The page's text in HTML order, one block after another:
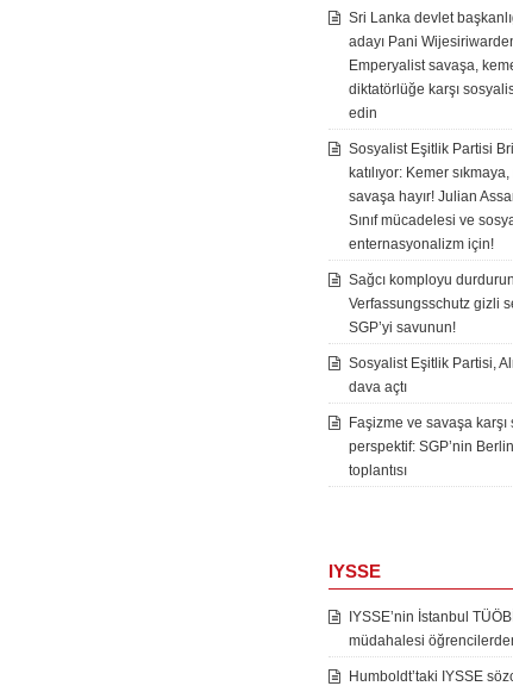
Sri Lanka devlet
adayı Pani
Emperyalist savaşa,
diktatörlüğe karşı
edin
Sosyalist Eşitlik Partisi
katılıyor: Kemer
savaşa hayır! Julian
Sınıf mücadelesi ve
enternasyonalizm için!
Sağcı komployu
Verfassungsschutz gizli
SGP’yi savunun!
Sosyalist Eşitlik Partisi,
dava açtı
Faşizme ve savaşa
perspektif: SGP’nin
toplantısı
IYSSE
IYSSE’nin İstanbul
müdahalesi
Humboldt’taki IYSSE